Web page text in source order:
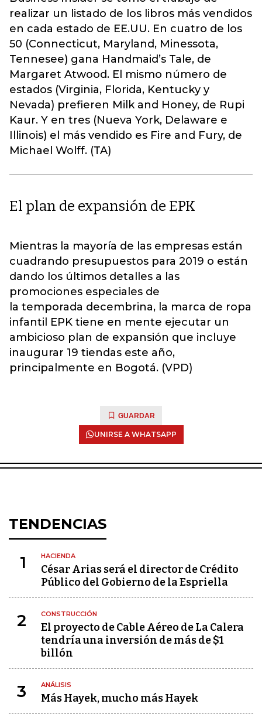
realizar un listado de los libros más vendidos
en cada estado de EE.UU. En cuatro de los
50 (Connecticut, Maryland, Minessota,
Tennesee) gana Handmaid’s Tale, de
Margaret Atwood. El mismo número de
estados (Virginia, Florida, Kentucky y
Nevada) prefieren Milk and Honey, de Rupi
Kaur. Y en tres (Nueva York, Delaware e
Illinois) el más vendido es Fire and Fury, de
Michael Wolff. (TA)
El plan de expansión de EPK
Mientras la mayoría de las empresas están
cuadrando presupuestos para 2019 o están
dando los últimos detalles a las
promociones especiales de
la temporada decembrina, la marca de ropa
infantil EPK tiene en mente ejecutar un
ambicioso plan de expansión que incluye
inaugurar 19 tiendas este año,
principalmente en Bogotá. (VPD)
GUARDAR
UNIRSE A WHATSAPP
TENDENCIAS
1 HACIENDA
César Arias será el director de Crédito
Público del Gobierno de la Espriella
2 CONSTRUCCIÓN
El proyecto de Cable Aéreo de La Calera
tendría una inversión de más de $1
billón
3 ANÁLISIS
Más Hayek, mucho más Hayek